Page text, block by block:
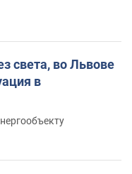
света, во Львове
в